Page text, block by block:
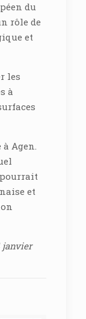
du
rôle de
et
les
à
Agen.
et
janvier